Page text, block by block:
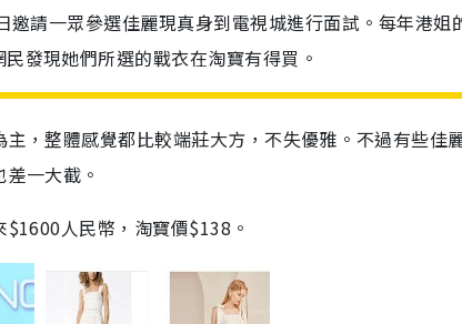
邀請一眾參選佳麗現真身到電視城進行面試。每年港姐
發現她們所選的戰衣在淘寶有得買。
，整體感覺都比較端莊大方，不失優雅。不過有些佳
一大截。
人民幣，淘寶價$138。